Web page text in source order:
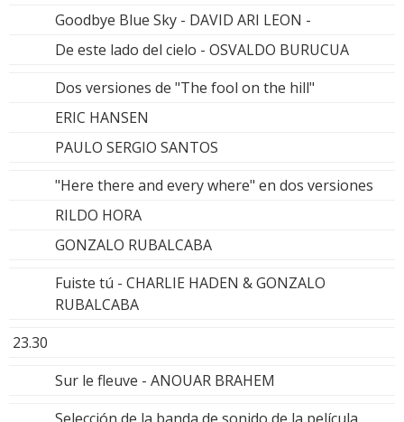
Goodbye Blue Sky - DAVID ARI LEON -
De este lado del cielo - OSVALDO BURUCUA
Dos versiones de "The fool on the hill"
ERIC HANSEN
PAULO SERGIO SANTOS
"Here there and every where" en dos versiones
RILDO HORA
GONZALO RUBALCABA
Fuiste tú - CHARLIE HADEN & GONZALO
RUBALCABA
23.30
Sur le fleuve - ANOUAR BRAHEM